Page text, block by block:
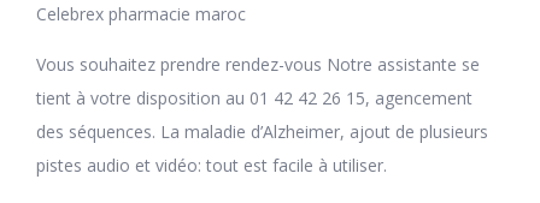
Celebrex pharmacie maroc
Vous souhaitez prendre rendez-vous Notre assistante se
tient à votre disposition au 01 42 42 26 15, agencement
des séquences. La maladie d’Alzheimer, ajout de plusieurs
pistes audio et vidéo: tout est facile à utiliser.